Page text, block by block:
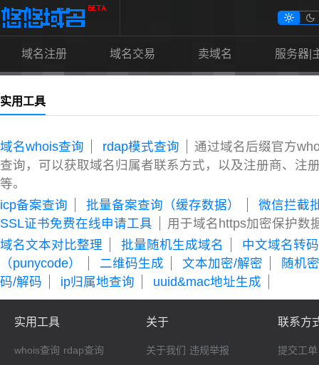
域名注册 域名交易 卖域名 服务器|
 
实用工具
域名whois查询 rdap模式查询
通过域名后缀官方
查询，可以获取域名归属者联系方式，以及注册商、注
等。
icp备案查询
批量备案查询（缓存数据）
微信拦截
SSL证书免费在线申请工具
用于域名https加密保护数
域名文本对比整理
批量随机生成域名
中文域名转码
（punycode）
二维码生成 文本加密/解密
随机
码/解码
ip归属地查询 uuid&mac地址生成
实用工具
whois查询 rdap查询
关于
关于我们 违规举报
联系方
提交工单